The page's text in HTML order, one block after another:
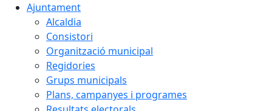
Ajuntament
Alcaldia
Consistori
Organització municipal
Regidories
Grups municipals
Plans, campanyes i programes